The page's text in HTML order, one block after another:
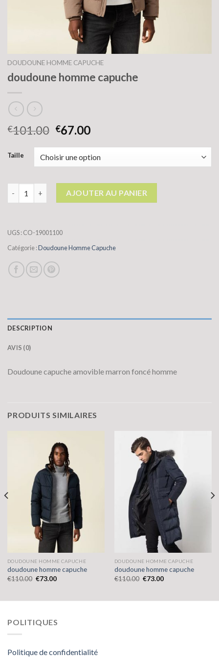
DOUDOUNE HOMME CAPUCHE
doudoune homme capuche
€101.00 €67.00
Taille
quantité de doudoune homme capuche
AJOUTER AU PANIER
UGS :CO-19001100
Catégorie :Doudoune Homme Capuche
DESCRIPTION
AVIS (0)
Doudoune capuche amovible marron foncé homme
PRODUITS SIMILAIRES
DOUDOUNE HOMME CAPUCHE
doudoune homme capuche
€110.00 €73.00
DOUDOUNE HOMME CAPUCHE
doudoune homme capuche
€110.00 €73.00
POLITIQUES
Politique de confidentialité